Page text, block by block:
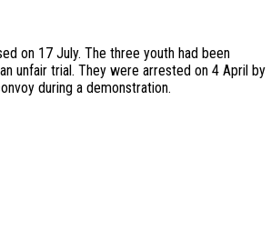
on 17 July. The three youth had been
unfair trial. They were arrested on 4 April by
during a demonstration.